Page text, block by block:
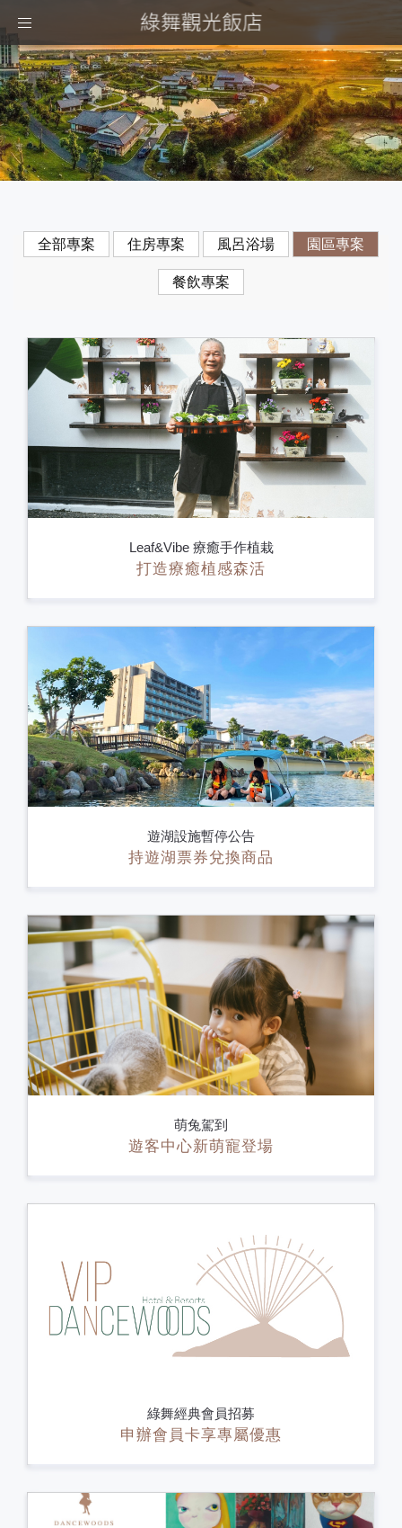
Toggle
全部專案 住房專案 風呂浴場 園區專案
餐飲專案
Leaf&Vibe 療癒手作植栽
打造療癒植感森活
遊湖設施暫停公告
持遊湖票券兌換商品
萌兔駕到
遊客中心新萌寵登場
綠舞經典會員招募
申辦會員卡享專屬優惠